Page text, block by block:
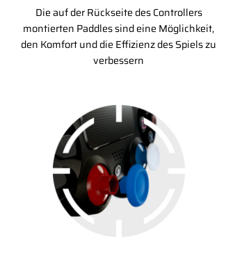
Die auf der Rückseite des Controllers
montierten Paddles sind eine Möglichkeit,
den Komfort und die Effizienz des Spiels zu
verbessern